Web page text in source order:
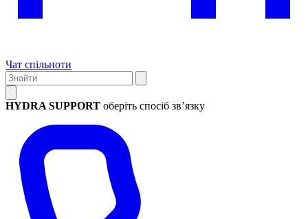
Чат спільноти
HYDRA SUPPORT оберіть спосіб зв’язку